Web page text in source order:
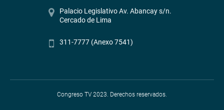
Palacio Legislativo Av. Abancay s/n.
Cercado de Lima
311-7777 (Anexo 7541)
Congreso TV 2023. Derechos reservados.